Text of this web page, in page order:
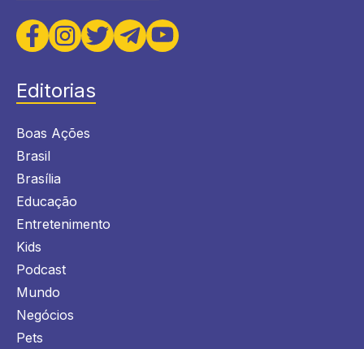
Editorias
Boas Ações
Brasil
Brasília
Educação
Entretenimento
Kids
Podcast
Mundo
Negócios
Pets